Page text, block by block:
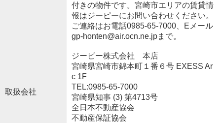
付きの物件です。宮崎市エリアの賃貸情
報はジーピーにお問い合わせください。
ご連絡はお電話0985-65-7000、Eメール
gp-honten@air.ocn.ne.jpまで。
取扱会社
ジーピー株式会社 本店
宮崎県宮崎市錦本町１番６号 EXESS Ar
c 1F
TEL:0985-65-7000
宮崎県知事 (3) 第4713号
全日本不動産協会
不動産保証協会